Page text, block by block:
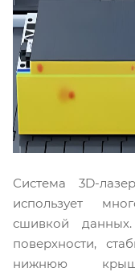
Система 3D-
использует
сшивкой
поверхности,
нижнюю